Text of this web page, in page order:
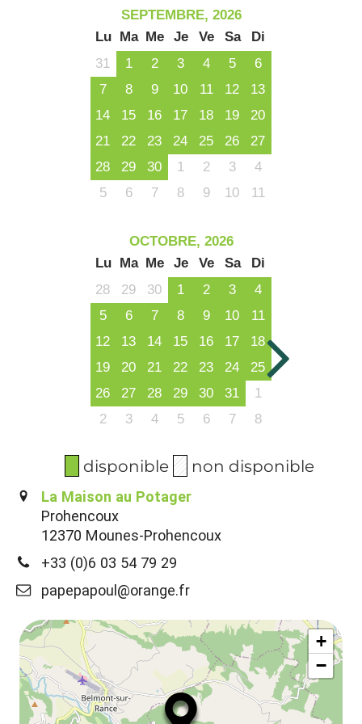
SEPTEMBRE, 2026
Lu
Ma Me Je Ve Sa
Di
31
1 2 3 4 5
6
7
8 9 10 11 12
13
14
15 16 17 18 19
20
21
22 23 24 25 26
27
28
29 30 1 2 3
4
5
6 7 8 9 10 11
OCTOBRE, 2026
Lu
Ma Me Je Ve Sa
Di
28
29 30 1 2 3
4
5
6 7 8 9 10
11
12
13 14 15 16 17
18
19
20 21 22 23 24
25
26
27 28 29 30 31
1
2
3 4 5 6 7 8
disponible non disponible
La Maison au Potager
Prohencoux
12370 Mounes-Prohencoux
+33 (0)6 03 54 79 29
papepapoul@orange.fr
+
−